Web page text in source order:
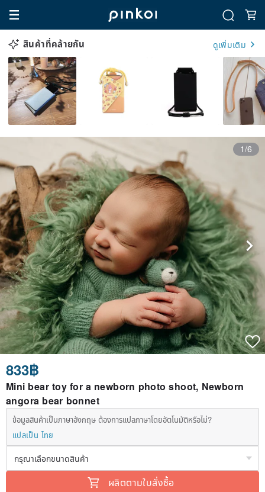
สินค้าที่คล้ายกัน ดูเพิ่มเติม
1/6
833฿
Mini bear toy for a newborn photo shoot, Newborn
angora bear bonnet
ข้อมูลสินค้าเป็นภาษาอังกฤษ ต้องการแปลภาษาโดยอัตโนมัติหรือไม่?
แปลเป็น ไทย
ผลิตตามใบสั่งซื้อ